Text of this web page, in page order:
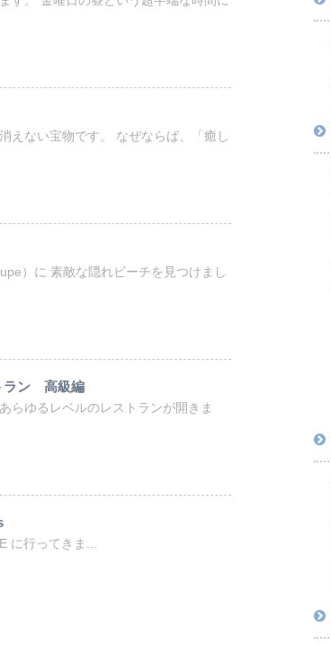
えない宝物です。 なぜならば、「癒し
）に 素敵な隠れビーチを見つけまし
ラン 高級編
らゆるレベルのレストランが開きま
に行ってきま...